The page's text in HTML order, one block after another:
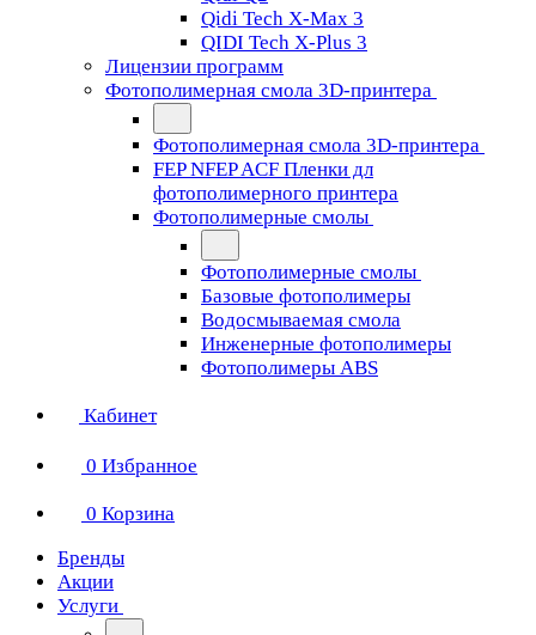
Qidi Tech X-Max 3
QIDI Tech X-Plus 3
Лицензии программ
Фотополимерная смола 3D-принтера
Фотополимерная смола 3D-принтера
FEP NFEP ACF Пленки дл
фотополимерного принтера
Фотополимерные смолы
Фотополимерные смолы
Базовые фотополимеры
Водосмываемая смола
Инженерные фотополимеры
Фотополимеры ABS
Кабинет
0 Избранное
0 Корзина
Бренды
Акции
Услуги